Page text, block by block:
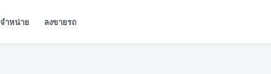
ำหน่าย ลงขายรถ